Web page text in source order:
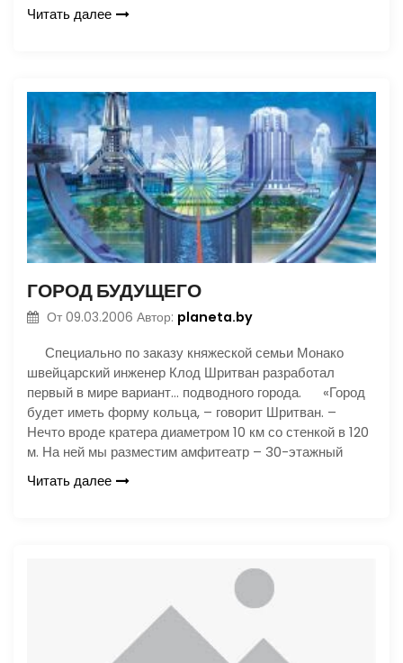
Читать далее
ГОРОД БУДУЩЕГО
От 09.03.2006 Автор: planeta.by
Специально по заказу княжеской семьи Монако
швейцарский инженер Клод Шритван разработал
первый в мире вариант… подводного города. «Город
будет иметь форму кольца, – говорит Шритван. –
Нечто вроде кратера диаметром 10 км со стенкой в 120
м. На ней мы разместим амфитеатр – 30-этажный
Читать далее